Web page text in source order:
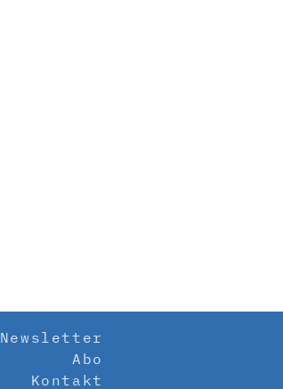
Newsletter
Abo
Kontakt